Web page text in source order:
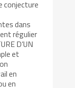
conjecture
dans
régulier
D’UN
et
en
en